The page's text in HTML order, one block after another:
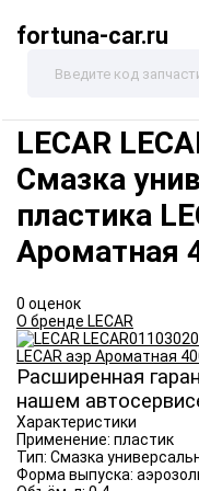
fortuna-car.ru
LECAR
Смазка
пластика
Ароматная
0 оценок
О бренде LECAR
Расширенная
нашем
Характеристики
Применение: пластик
Тип: Смазка
Форма выпуска: